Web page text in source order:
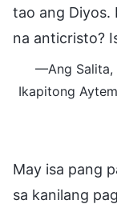
tao ang Diyos.
na anticristo?
—Ang Salita,
Ikapitong
May isa pang
sa kanilang